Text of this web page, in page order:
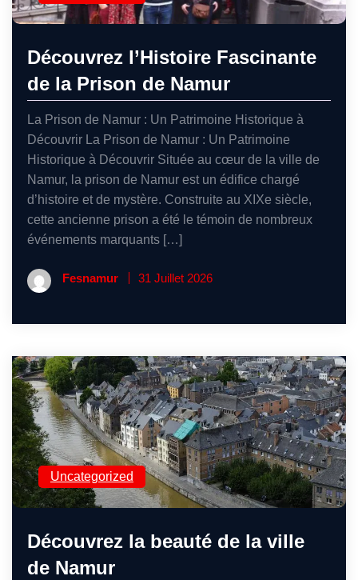
Découvrez l’Histoire Fascinante
de la Prison de Namur
La Prison de Namur : Un Patrimoine Historique à
Découvrir La Prison de Namur : Un Patrimoine
Historique à Découvrir Située au cœur de la ville de
Namur, la prison de Namur est un édifice chargé
d’histoire et de mystère. Construite au XIXe siècle,
cette ancienne prison a été le témoin de nombreux
événements marquants […]
Fesnamur 31 Juillet 2026
Uncategorized
Découvrez la beauté de la ville
de Namur